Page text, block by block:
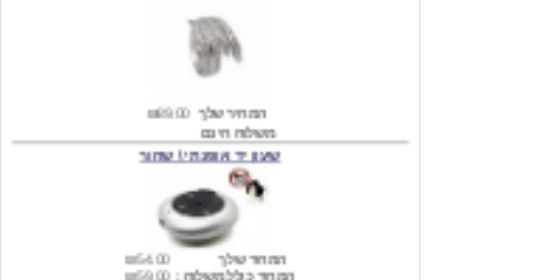
המחיר שלך
שעון יד אופנתי \ שחור
₪54.00
המחיר שלך
₪59.00 המחיר כולל משלוח :
נרתיק עור איכותי לאייפוד טאצ' 2G/3G- כיס (אדום)